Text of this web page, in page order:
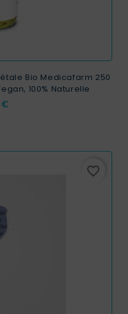
Bio Medicafarm 250
100% Naturelle
€
favorite_border